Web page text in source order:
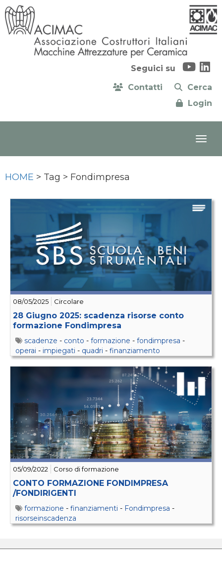
Seguici su
Contatti
Cerca
Login
HOME > Tag > Fondimpresa
08/05/2025 Circolare
28 Giugno 2025: scadenza risorse conto
formazione Fondimpresa
scadenze - conto - formazione - fondimpresa -
operai - impiegati - quadri - finanziamento
05/09/2022 Corso di formazione
CONTO FORMAZIONE FONDIMPRESA
/FONDIRIGENTI
formazione - finanziamenti - Fondimpresa -
risorseinscadenza